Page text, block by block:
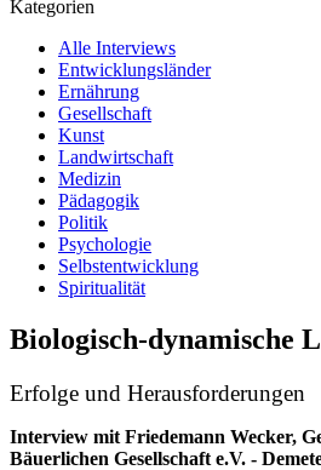
Kategorien
Alle Interviews
Entwicklungsländer
Ernährung
Gesellschaft
Kunst
Landwirtschaft
Medizin
Pädagogik
Politik
Psychologie
Selbstentwicklung
Spiritualität
Biologisch-dynamische
Erfolge und Herausforderungen
Interview mit Friedemann Wecker,
Bäuerlichen Gesellschaft e.V. -